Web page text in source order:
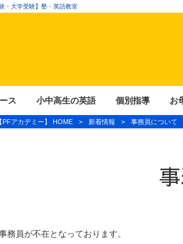
・大学受験】塾・英語教室
ス 小中高生の英語 個別指導 お
PFアカデミー】 HOME > 新着情報 > 事務員について
務員が不在となっております。